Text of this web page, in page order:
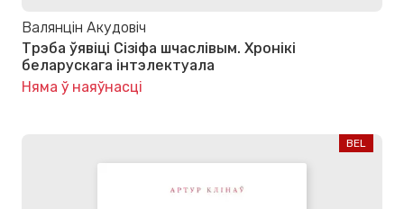
Валянцін Акудовіч
Трэба ўявіці Сізіфа шчаслівым. Хронікі
беларускага інтэлектуала
Няма ў наяўнасці
BEL